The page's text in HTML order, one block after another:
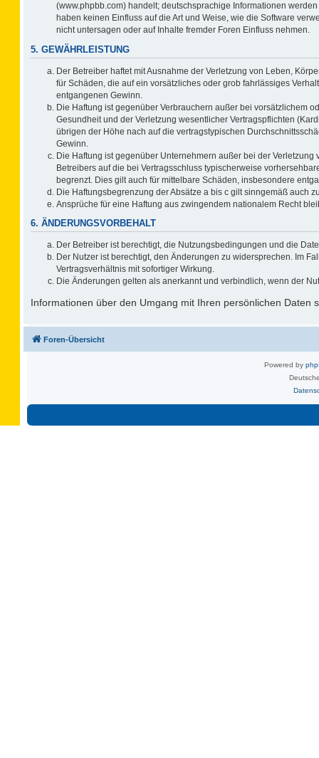
(www.phpbb.com) handelt; deutschsprachige Informationen
haben keinen Einfluss auf die Art und Weise, wie die Software
nicht untersagen oder auf Inhalte fremder Foren Einfluss nehmen.
5. GEWÄHRLEISTUNG
Der Betreiber haftet mit Ausnahme der Verletzung von Leben,
für Schäden, die auf ein vorsätzliches oder grob fahrlässiges
entgangenen Gewinn.
Die Haftung ist gegenüber Verbrauchern außer bei vorsätzlichem
Gesundheit und der Verletzung wesentlicher Vertragspflichten
übrigen der Höhe nach auf die vertragstypischen
Gewinn.
Die Haftung ist gegenüber Unternehmern außer bei der
Betreibers auf die bei Vertragsschluss typischerweise
begrenzt. Dies gilt auch für mittelbare Schäden, insbesondere
Die Haftungsbegrenzung der Absätze a bis c gilt sinngemäß auch
Ansprüche für eine Haftung aus zwingendem nationalem Recht
6. ÄNDERUNGSVORBEHALT
Der Betreiber ist berechtigt, die Nutzungsbedingungen und die
Der Nutzer ist berechtigt, den Änderungen zu widersprechen. Im
Vertragsverhältnis mit sofortiger Wirkung.
Die Änderungen gelten als anerkannt und verbindlich, wenn der
Informationen über den Umgang mit Ihren persönlichen Daten
Foren-Übersicht
Powered by